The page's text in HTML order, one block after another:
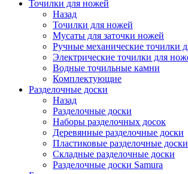
Точилки для ножей
Назад
Точилки для ножей
Мусаты для заточки ножей
Ручные механические точилки
Электрические точилки для
Водные точильные камни
Комплектующие
Разделочные доски
Назад
Разделочные доски
Наборы разделочных досок
Деревянные разделочные доски
Пластиковые разделочные доски
Складные разделочные доски
Разделочные доски Samura